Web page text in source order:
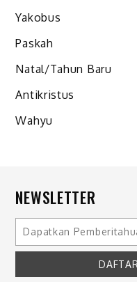
Yakobus
Paskah
Natal/Tahun Baru
Antikristus
Wahyu
NEWSLETTER